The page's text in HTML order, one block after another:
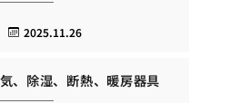
2025.11.26
、除湿、断熱、暖房器具